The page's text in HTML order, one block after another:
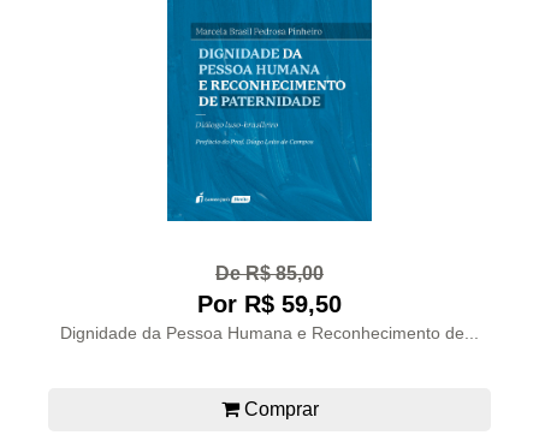
De R$ 85,00
Por R$ 59,50
Dignidade da Pessoa Humana e Reconhecimento de...
Comprar